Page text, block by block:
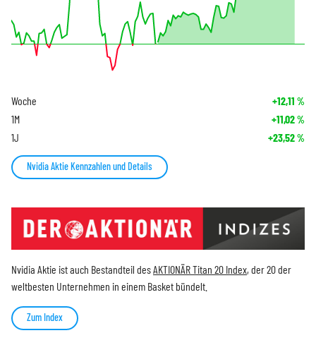
Woche +12,11 %
1M +11,02%
1J +23,52%
Nvidia Aktie Kennzahlen und Details
Nvidia Aktie ist auch Bestandteil desAKTIONÄR Titan 20 Index, der 20 der
weltbesten Unternehmen in einem Basket bündelt.
Zum Index